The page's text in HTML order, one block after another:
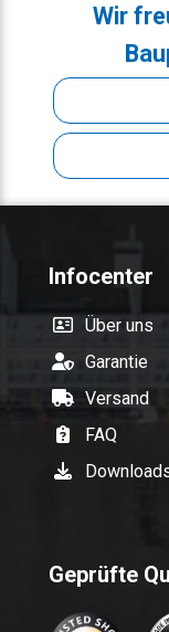
Wir
Infocenter
Über uns
Garantie
Versand
FAQ
Geprüfte